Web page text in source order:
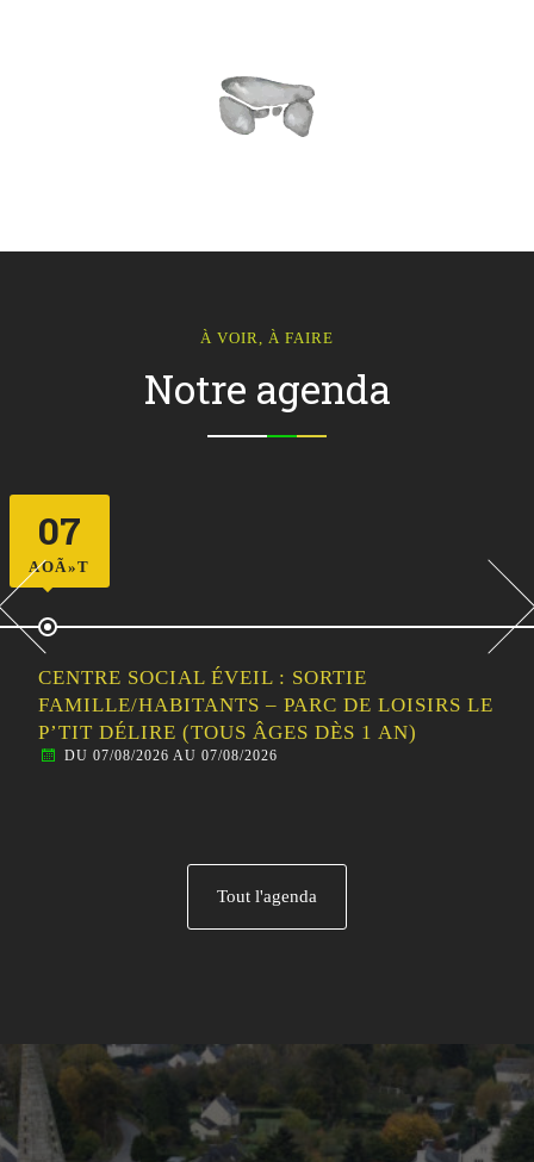
À VOIR, À FAIRE
Notre agenda
07
AOÃ»T
CENTRE SOCIAL ÉVEIL : SORTIE
FAMILLE/HABITANTS – PARC DE LOISIRS LE
P’TIT DÉLIRE (TOUS ÂGES DÈS 1 AN)
DU 07/08/2026 AU 07/08/2026
Tout l'agenda